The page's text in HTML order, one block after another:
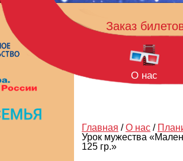
Заказ
О нас
Главная / О нас /
Урок мужества
125 гр.»